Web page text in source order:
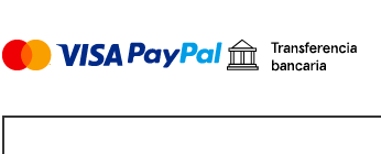
fresa
incluida